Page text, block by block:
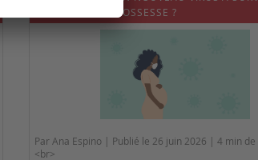
PENDANT LA GROSSESSE ?
Par Ana Espino | Publié le 26 juin 2026 | 4 min
<br>